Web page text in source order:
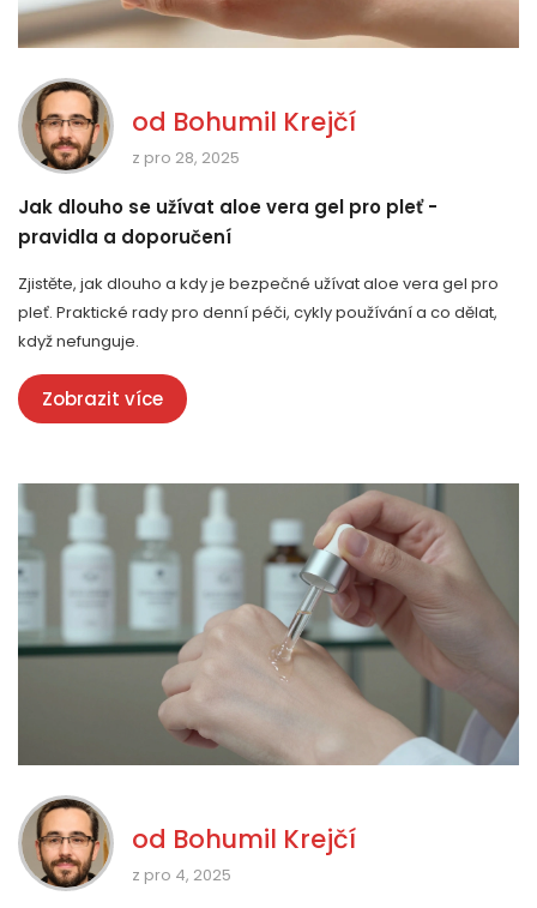
od Bohumil Krejčí
z pro 28, 2025
Jak dlouho se užívat aloe vera gel pro pleť -
pravidla a doporučení
Zjistěte, jak dlouho a kdy je bezpečné užívat aloe vera gel pro
pleť. Praktické rady pro denní péči, cykly používání a co dělat,
když nefunguje.
Zobrazit více
od Bohumil Krejčí
z pro 4, 2025